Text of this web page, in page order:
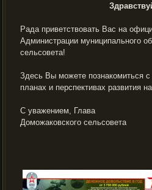
Рада приветствовать Вас на
Администрации муниципального
сельсовета!
Здесь Вы можете познакомиться с
планах и перспективах развития
С уважением, Глава
Доможаковского сельсовета